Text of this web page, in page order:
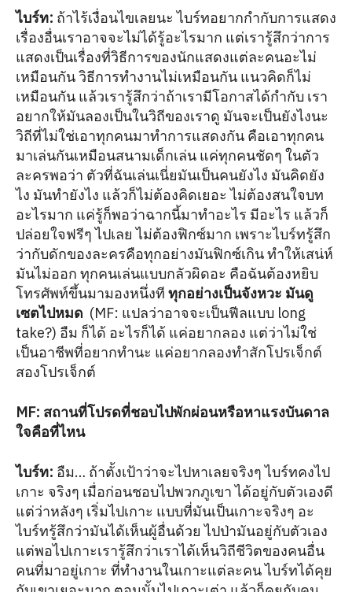
ไบร์ท: ถ้าไร้เงื่อนไขเลยนะ ไบร์ทอยากกำกับการแสดง
เรื่องอื่นเราอาจจะไม่ได้รู้อะไรมาก แต่เรารู้สึกว่าการ
แสดงเป็นเรื่องที่วิธีการของนักแสดงแต่ละคนอะไม่
เหมือนกัน วิธีการทำงานไม่เหมือนกัน แนวคิดก็ไม่
เหมือนกัน แล้วเรารู้สึกว่าถ้าเรามีโอกาสได้กำกับ เรา
อยากให้มันลองเป็นในวิถีของเราดู มันจะเป็นยังไงนะ
วิถีที่ไม่ใช่เอาทุกคนมาทำการแสดงกัน คือเอาทุกคน
มาเล่นกันเหมือนสนามเด็กเล่น แค่ทุกคนชัดๆ ในตัว
ละครพอว่า ตัวที่ฉันเล่นเนี่ยมันเป็นคนยังไง มันคิดยัง
ไง มันทำยังไง แล้วก็ไม่ต้องคิดเยอะ ไม่ต้องสนใจบท
อะไรมาก แค่รู้ก็พอว่าฉากนี้มาทำอะไร มีอะไร แล้วก็
ปล่อยใจฟรีๆ ไปเลย ไม่ต้องฟิกซ์มาก เพราะไบร์ทรู้สึก
ว่ากับดักของละครคือทุกอย่างมันฟิกซ์เกิน ทำให้เสน่ห์
มันไม่ออก ทุกคนเล่นแบบกลัวผิดอะ คือฉันต้องหยิบ
โทรศัพท์ขึ้นมามองหนึ่งที ทุกอย่างเป็นจังหวะ มันดู
เซตไปหมด (MF: แปลว่าอาจจะเป็นฟีลแบบ long
take?) อืม ก็ได้ อะไรก็ได้ แค่อยากลอง แต่ว่าไม่ใช่
เป็นอาชีพที่อยากทำนะ แค่อยากลองทำสักโปรเจ็กต์
สองโปรเจ็กต์
MF: สถานที่โปรดที่ชอบไปพักผ่อนหรือหาแรงบันดาล
ใจคือที่ไหน
ไบร์ท: อืม… ถ้าตั้งเป้าว่าจะไปหาเลยจริงๆ ไบร์ทคงไป
เกาะ จริงๆ เมื่อก่อนชอบไปพวกภูเขา ได้อยู่กับตัวเองดี
แต่ว่าหลังๆ เริ่มไปเกาะ แบบที่มันเป็นเกาะจริงๆ อะ
ไบร์ทรู้สึกว่ามันได้เห็นผู้อื่นด้วย ไปป่ามันอยู่กับตัวเอง
แต่พอไปเกาะเรารู้สึกว่าเราได้เห็นวิถีชีวิตของคนอื่น
คนที่มาอยู่เกาะ ที่ทำงานในเกาะแต่ละคน ไบร์ทได้คุย